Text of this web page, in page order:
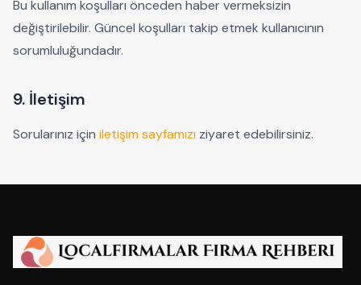
Bu kullanım koşulları önceden haber vermeksizin
değiştirilebilir. Güncel koşulları takip etmek kullanıcının
sorumluluğundadır.
9. İletişim
Sorularınız için iletişim sayfamızı ziyaret edebilirsiniz.